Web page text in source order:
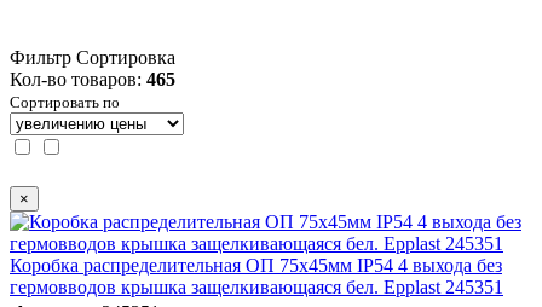
Фильтр Сортировка
Кол-во товаров: 465
Сортировать по
×
Коробка распределительная ОП 75х45мм IP54 4 выхода без
гермовводов крышка защелкивающаяся бел. Epplast 245351